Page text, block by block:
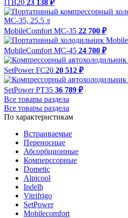
ITB20 23 138 ₽
MobileComfort MC-35 22 700 ₽
MobileComfort MC-45 24 700 ₽
SetPower FC20 20 512 ₽
SetPower PT35 36 789 ₽
Все товары раздела
Все товары раздела
По характеристикам
Встраиваемые
Переносные
Абсорбционные
Комперссорные
Dometic
Alpicool
Indelb
Vitrifrigo
SetPower
Mobilecomfort